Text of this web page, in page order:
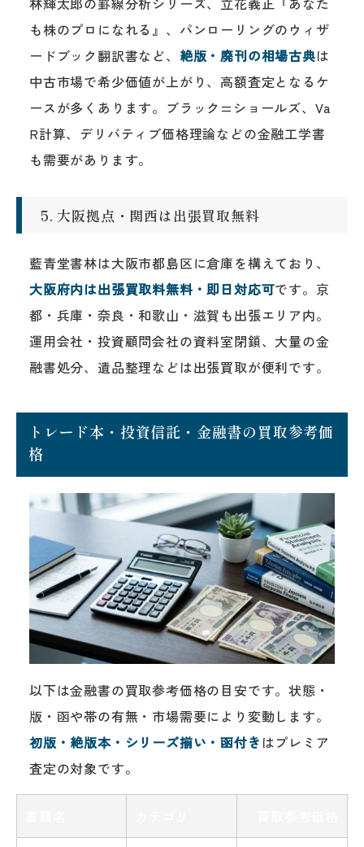
も株のプロになれる』、パンローリングのウィザ
ードブック翻訳書など、 絶版・廃刊の相場古典は
中古市場で希少価値が上がり、高額査定となるケ
ースが多くあります。ブラック=ショールズ、Va
R計算、デリバティブ価格理論などの金融工学書
も需要があります。
5. 大阪拠点・関西は出張買取無料
藍青堂書林は大阪市都島区に倉庫を構えており、
大阪府内は出張買取料無料・即日対応可です。京
都・兵庫・奈良・和歌山・滋賀も出張エリア内。
運用会社・投資顧問会社の資料室閉鎖、大量の金
融書処分、遺品整理などは出張買取が便利です。
トレード本・投資信託・金融書の買取参考価
格
以下は金融書の買取参考価格の目安です。状態・
版・函や帯の有無・市場需要により変動します。
初版・絶版本・シリーズ揃い・函付き はプレミア
査定の対象です。